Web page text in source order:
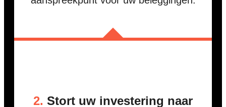
2. Stort uw investering naar